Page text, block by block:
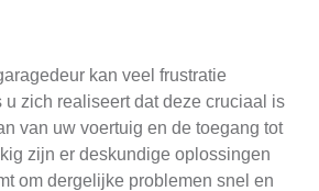
kan veel frustratie
zich realiseert dat deze cruciaal is
van uw voertuig en de toegang tot
zijn er deskundige oplossingen
om dergelijke problemen snel en